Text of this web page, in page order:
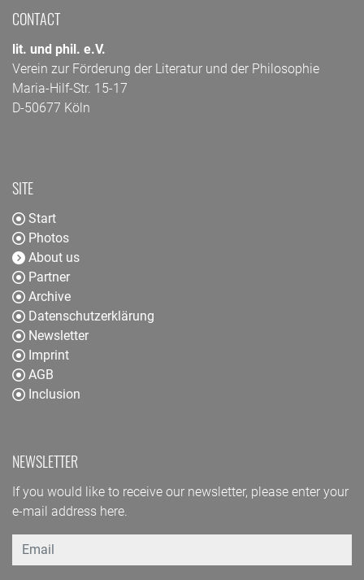
CONTACT
lit. und phil. e.V.
Verein zur Förderung der Literatur und der Philosophie
Maria-Hilf-Str. 15-17
D-50677 Köln
SITE
Start
Photos
About us
Partner
Archive
Datenschutzerklärung
Newsletter
Imprint
AGB
Inclusion
NEWSLETTER
If you would like to receive our newsletter, please enter your
e-mail address here.
Email